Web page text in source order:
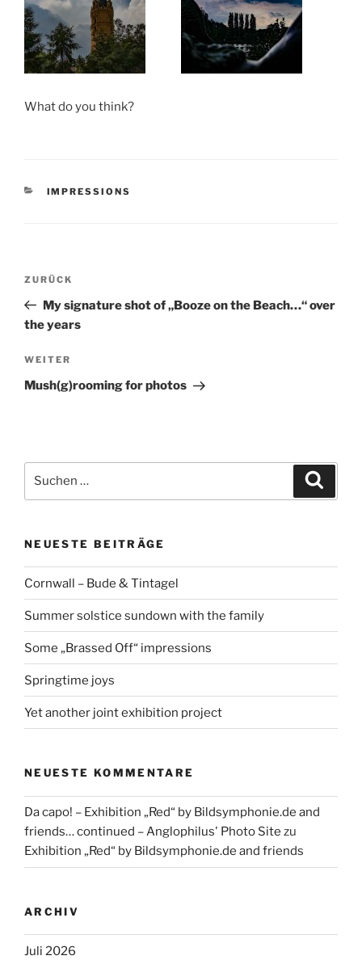
What do you think?
KATEGORIEN
IMPRESSIONS
Beitragsnavigation
Vorheriger
Beitrag
ZURÜCK
My signature shot of „Booze on the Beach…“ over
the years
Nächster
Beitrag
WEITER
Mush(g)rooming for photos
nach:
NEUESTE BEITRÄGE
Cornwall – Bude & Tintagel
Summer solstice sundown with the family
Some „Brassed Off“ impressions
Springtime joys
Yet another joint exhibition project
NEUESTE KOMMENTARE
Da capo! – Exhibition „Red“ by Bildsymphonie.de and
friends… continued – Anglophilus' Photo Site zu
Exhibition „Red“ by Bildsymphonie.de and friends
ARCHIV
Juli 2026